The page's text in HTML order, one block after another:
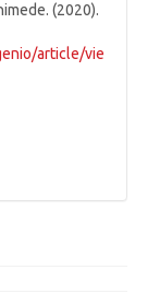
(2020).
article/vie